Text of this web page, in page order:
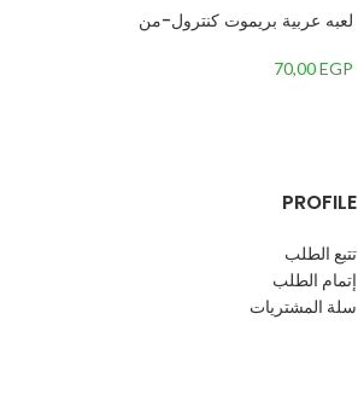
لعبه عربية بريموت كنترول-من
70,00EGP
PROFILE
تتبع الطلب
إتمام الطلب
سلة المشتريات